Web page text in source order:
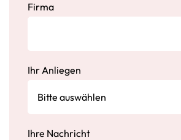
Firma
Ihr Anliegen
Ihre Nachricht